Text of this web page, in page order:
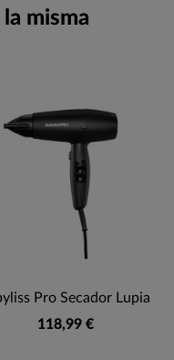
misma
Pro Secador Lupia
118,99 €